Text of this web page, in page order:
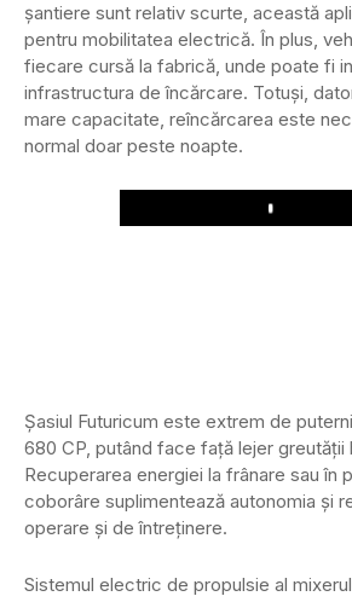
șantiere sunt relativ scurte, această
pentru mobilitatea electrică. În plus,
fiecare cursă la fabrică, unde poate fi
infrastructura de încărcare. Totuși,
mare capacitate, reîncărcarea este
normal doar peste noapte.
Play
Șasiul Futuricum este extrem de
680 CP, putând face față lejer greutății
Recuperarea energiei la frânare sau în
coborâre suplimentează autonomia și
operare și de întreținere.
Sistemul electric de propulsie al